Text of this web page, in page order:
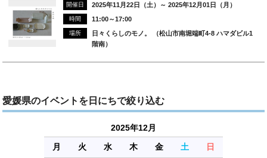
開催日 2025年11月22日（土）～ 2025年12月01日（月）
時間 11:00～17:00
場所
日々くらしのモノ。 （松山市南堀端町4-8 ハマダビル1
階南）
愛媛県のイベントを日にちで絞り込む
2025年12月
月
火 水 木 金 土 日